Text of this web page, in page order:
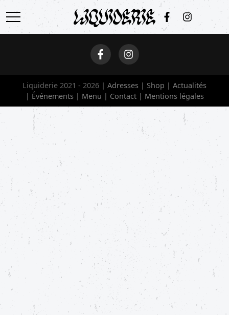
SHOP
ACTUALITÉS
ÉVÉNEMENTS
MENU
CONTACT
Liquiderie 2021 - 2026 Adresses Shop
Actualités
Événements
Menu Contact Mentions légales